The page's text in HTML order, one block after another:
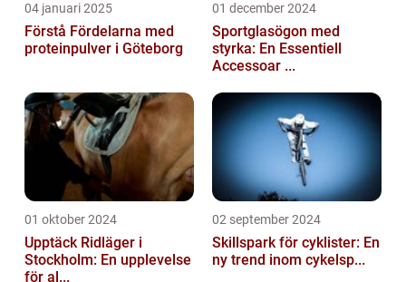
04 januari 2025
Förstå Fördelarna med
proteinpulver i Göteborg
01 december 2024
Sportglasögon med
styrka: En Essentiell
Accessoar ...
01 oktober 2024
Upptäck Ridläger i
Stockholm: En upplevelse
för al...
02 september 2024
Skillspark för cyklister: En
ny trend inom cykelsp...